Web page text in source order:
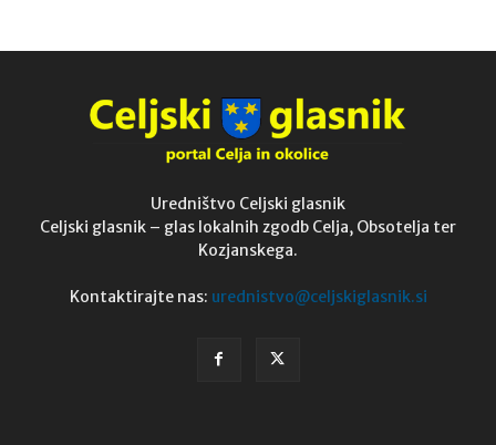
Uredništvo Celjski glasnik
Celjski glasnik – glas lokalnih zgodb Celja, Obsotelja ter
Kozjanskega.
Kontaktirajte nas: urednistvo@celjskiglasnik.si